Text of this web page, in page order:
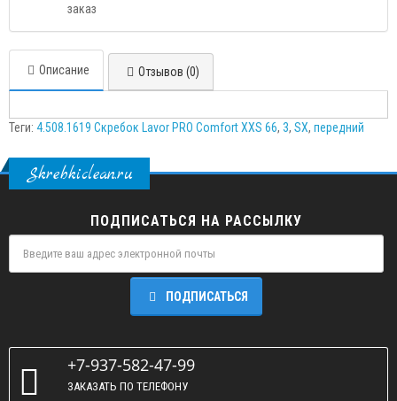
Описание Отзывов (0)
Теги: 4.508.1619 Скребок Lavor PRO Comfort XXS 66, 3, SX, передний
Skrebkiclean.ru
ПОДПИСАТЬСЯ НА РАССЫЛКУ
ПОДПИСАТЬСЯ
+7-937-582-47-99
ЗАКАЗАТЬ ПО ТЕЛЕФОНУ